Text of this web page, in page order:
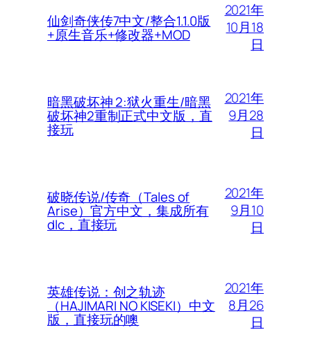
仙剑奇侠传7中文/整合1.1.0版
+原生音乐+修改器+MOD
2021年
10月18
日
暗黑破坏神 2:狱火重生/暗黑
破坏神2重制正式中文版，直
接玩
2021年
9月28
日
破晓传说/传奇（Tales of
Arise）官方中文，集成所有
dlc，直接玩
2021年
9月10
日
英雄传说：创之轨迹
（HAJIMARI NO KISEKI）中文
版，直接玩的噢
2021年
8月26
日